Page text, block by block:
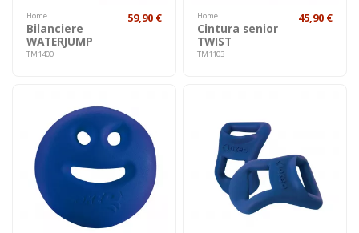
Home
Bilanciere
WATERJUMP
TM1400
59,90 € Home
Cintura senior
TWIST
TM1103
45,90 €